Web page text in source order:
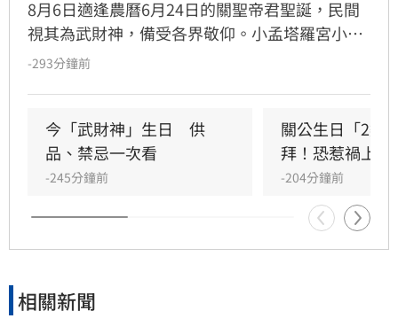
8月6日適逢農曆6月24日的關聖帝君聖誕，民間
視其為武財神，備受各界敬仰。小孟塔羅宮小立
指出，關聖帝君誕辰當日誠心祭拜，有望獲得神
產；生肖狗偏財運強，有望獲意外之財。專家強
調，無論生肖為何，只要虔誠備妥供品祭祀，皆
能祈求聖帝祖庇佑，迎來事業順遂與財源廣進的
好運勢，建議民眾把握良機，為下半年佈局求
財。
-293分鐘前
今「武財神」生日　供
品、禁忌一次看
-245分鐘前
關公生日「2類
拜！恐惹禍上身
-204分鐘前
相關新聞